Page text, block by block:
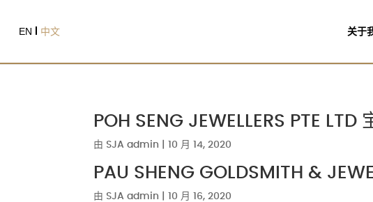
中文
EN 关于
POH SENG JEWELLERS PTE
由 SJA admin 10 月 14, 2020
PAU SHENG GOLDSMITH &
由 SJA admin 10 月 16, 2020